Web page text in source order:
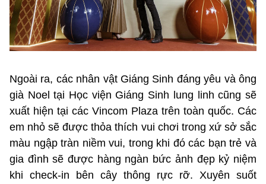
Ngoài ra, các nhân vật Giáng Sinh đáng yêu và ông
già Noel tại Học viện Giáng Sinh lung linh cũng sẽ
xuất hiện tại các Vincom Plaza trên toàn quốc. Các
em nhỏ sẽ được thỏa thích vui chơi trong xứ sở sắc
màu ngập tràn niềm vui, trong khi đó các bạn trẻ và
gia đình sẽ được hàng ngàn bức ảnh đẹp kỷ niệm
khi check-in bên cây thông rực rỡ. Xuyên suốt